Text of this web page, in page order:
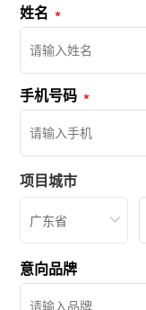
姓名
手机号码
项目城市
广东省
意向品牌